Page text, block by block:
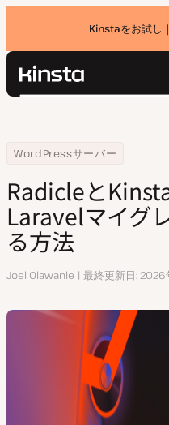
Kinstaをお試し
Kinsta®
価格設定
お問い合わせ
検
Home
リソースセンター
WordPressサーバー
RadicleとKinstaでWordPress
Radicleと
Laravelマイグ
る方法
執
Joel Olawanle 最終更新日 2026